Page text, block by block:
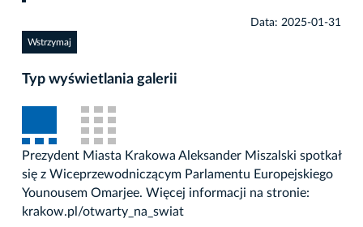
Data: 2025-01-31
Wstrzymaj
Typ wyświetlania galerii
Prezydent Miasta Krakowa Aleksander Miszalski spotkał
się z Wiceprzewodniczącym Parlamentu Europejskiego
Younousem Omarjee. Więcej informacji na stronie:
krakow.pl/otwarty_na_swiat